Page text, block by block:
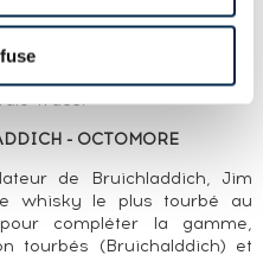
2002 - ce qui en fait une
- et embouteillé
que le 1.1. Elaboré à
il a vieilli en fût de
Trace.
- OCTOMORE
de Bruichladdich, Jim
whisky le plus tourbé au
compléter la gamme,
tourbés (Bruichalddich) et